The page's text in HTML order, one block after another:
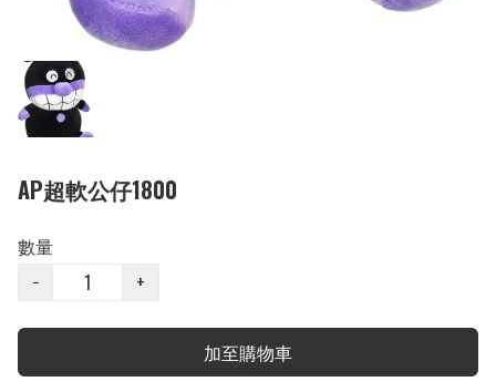
AP超軟公仔1800
數量
−
+
加至購物車